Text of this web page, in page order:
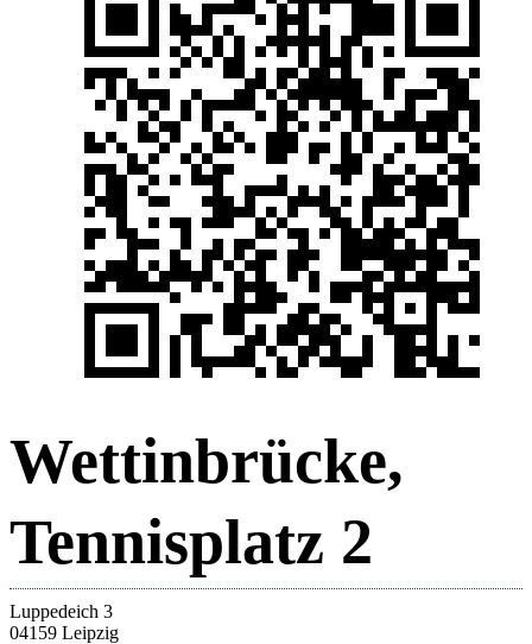
Wettinbrücke,
Tennisplatz 2
Luppedeich 3
04159 Leipzig